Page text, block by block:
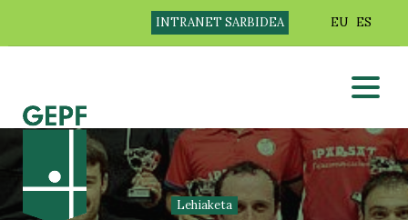
INTRANET SARBIDEA EU ES
Lehiaketa